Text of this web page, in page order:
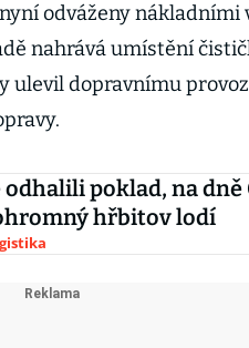
odváženy nákladními
nahrává umístění
ulevil dopravnímu
odhalili poklad, na dně
hřbitov lodí